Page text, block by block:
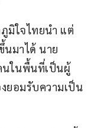
มิใจไทยนำ แต่
นมาได้ นาย
นในพื้นที่เป็นผู้
ยอมรับความเป็น